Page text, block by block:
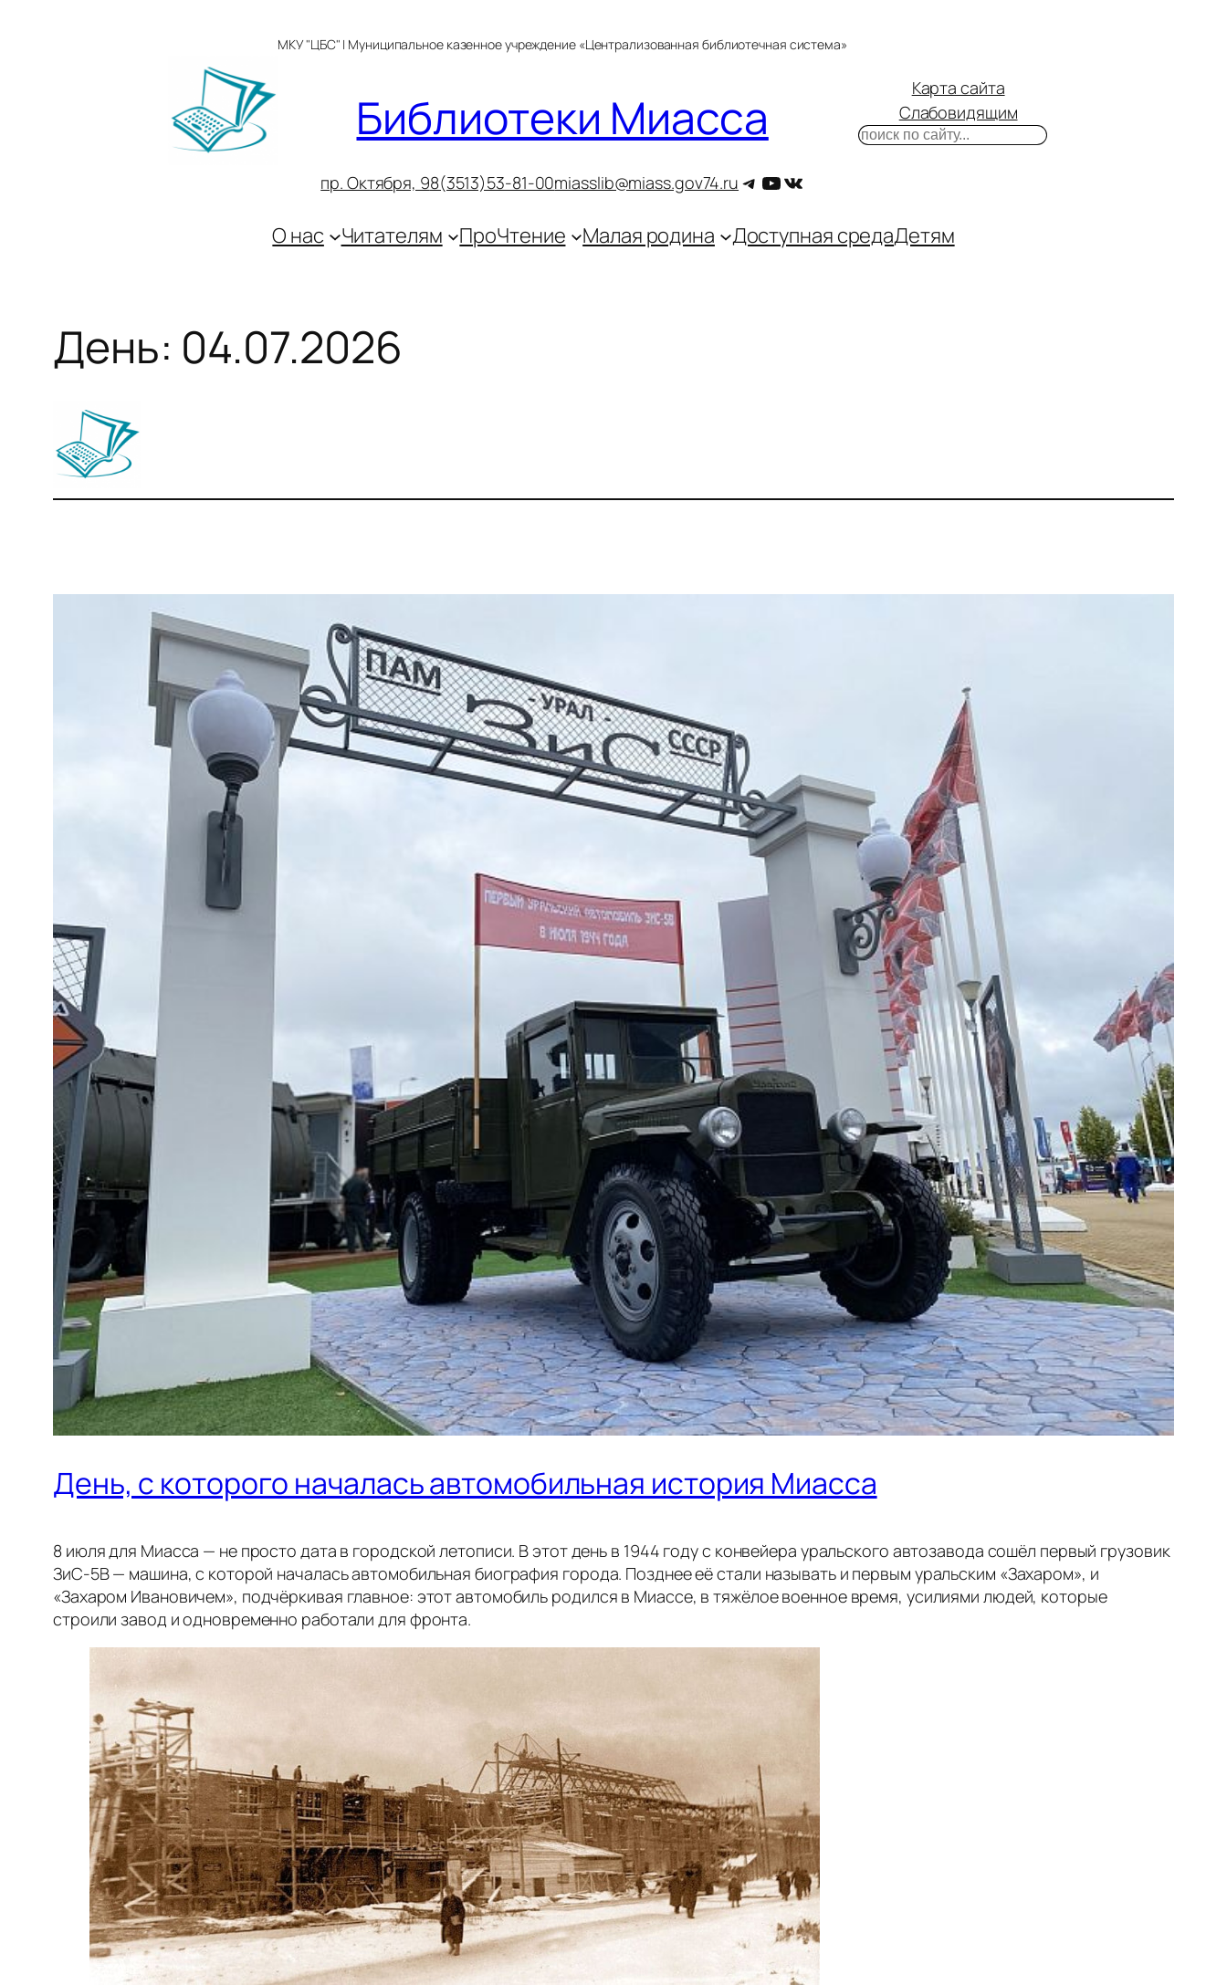
МКУ "ЦБС" | Муниципальное казенное учреждение «Централизованная библиотечная система»
Библиотеки Миасса
пр. Октября, 98(3513)53-81-00miasslib@miass.gov74.ru Telegram
YouTube
ВКонтакте
Карта сайта
Слабовидящим
Поиск
О нас Читателям ПроЧтение Малая родина Доступная средаДетям
День: 04.07.2026
День, с которого началась автомобильная история Миасса
8 июля для Миасса — не просто дата в городской летописи. В этот день в 1944 году с конвейера уральского автозавода сошёл первый грузовик
ЗиС-5В — машина, с которой началась автомобильная биография города. Позднее её стали называть и первым уральским «Захаром», и
«Захаром Ивановичем», подчёркивая главное: этот автомобиль родился в Миассе, в тяжёлое военное время, усилиями людей, которые
строили завод и одновременно работали для фронта.